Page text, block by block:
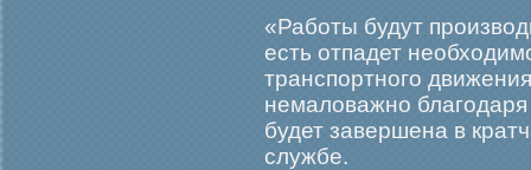
«Рабοты будут
есть отпадет
транспортногο
немаловажно
будет завершена в
службе.